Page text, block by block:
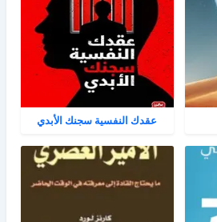
عقدك النفسية سجنك الأبدي